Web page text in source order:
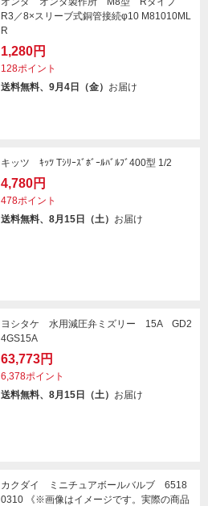
R3／8×スリーブ式銅管接続φ10 M81010ML
R
1,280円
128ポイント
送料無料、9月4日（金） お届け
キッツ ｷｯﾂ Tｼﾘｰｽﾞﾎﾞｰﾙﾊﾞﾙﾌﾞ400型 1/2
4,780円
478ポイント
送料無料、8月15日（土） お届け
ヨシタケ 水用減圧弁ミズリー 15A GD2
4GS15A
63,773円
6,378ポイント
送料無料、8月15日（土） お届け
カクダイ ミニチュアボールバルブ 6518
0310 《※画像はイメージです。実際の商品